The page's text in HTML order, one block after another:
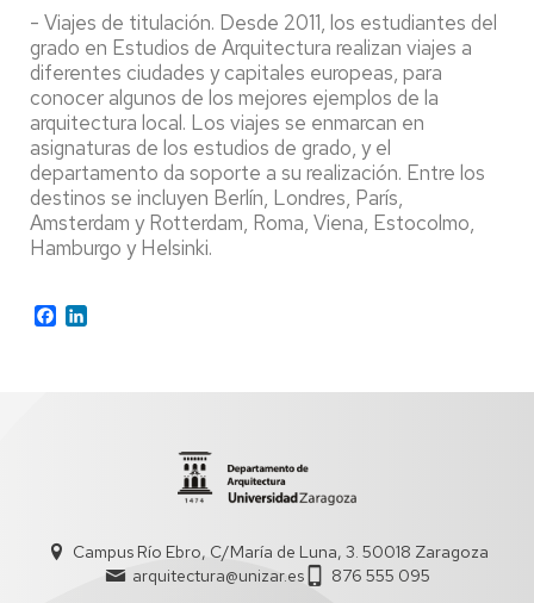
- Viajes de titulación. Desde 2011, los estudiantes del
grado en Estudios de Arquitectura realizan viajes a
diferentes ciudades y capitales europeas, para
conocer algunos de los mejores ejemplos de la
arquitectura local. Los viajes se enmarcan en
asignaturas de los estudios de grado, y el
departamento da soporte a su realización. Entre los
destinos se incluyen Berlín, Londres, París,
Amsterdam y Rotterdam, Roma, Viena, Estocolmo,
Hamburgo y Helsinki.
Facebook
Campus Río Ebro, C/María de Luna, 3. 50018 Zaragoza
arquitectura@unizar.es
876 555 095